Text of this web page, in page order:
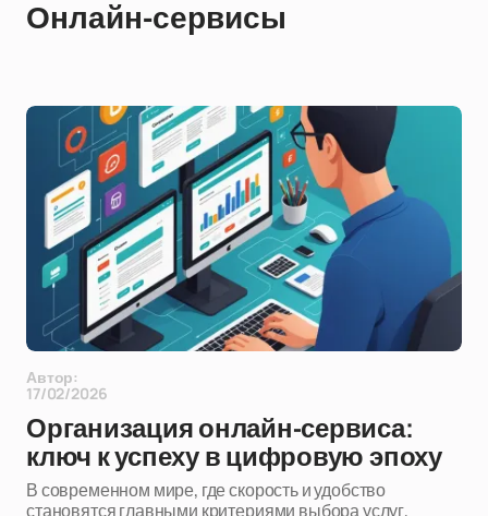
Онлайн-сервисы
Автор:
17/02/2026
Организация онлайн-сервиса:
ключ к успеху в цифровую эпоху
В современном мире, где скорость и удобство
становятся главными критериями выбора услуг,